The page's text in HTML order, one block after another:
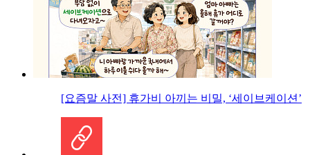
[요즘말 사전] 휴가비 아끼는 비밀, ‘세이브케이션’